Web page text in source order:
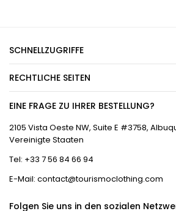
SCHNELLZUGRIFFE
RECHTLICHE SEITEN
EINE FRAGE ZU IHRER BESTELLUNG?
2105 Vista Oeste NW, Suite E #3758,
Vereinigte Staaten
Tel: +33 7 56 84 66 94
E-Mail: contact@tourismoclothing.com
Folgen Sie uns in den sozialen